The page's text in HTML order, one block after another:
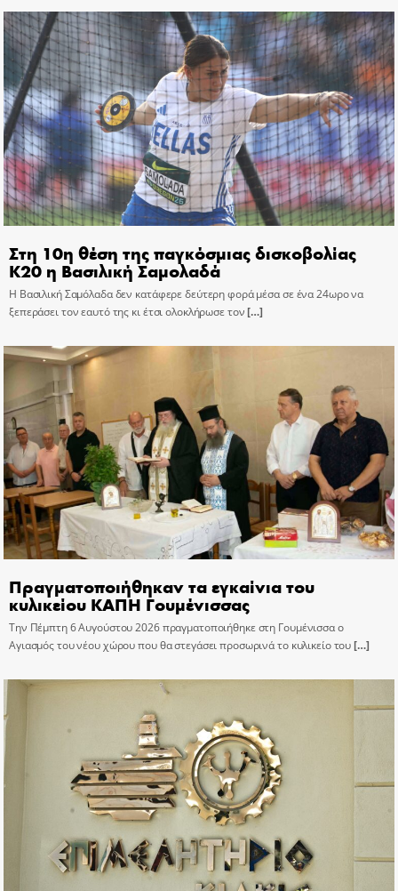
Στη 10η θέση της παγκόσμιας δισκοβολίας
Κ20 η Βασιλική Σαμολαδά
Η Βασιλική Σαμόλαδα δεν κατάφερε δεύτερη φορά μέσα σε ένα 24ωρο να
ξεπεράσει τον εαυτό της κι έτσι ολοκλήρωσε τον[…]
Πραγματοποιήθηκαν τα εγκαίνια του
κυλικείου ΚΑΠΗ Γουμένισσας
Την Πέμπτη 6 Αυγούστου 2026 πραγματοποιήθηκε στη Γουμένισσα ο
Αγιασμός του νέου χώρου που θα στεγάσει προσωρινά το κυλικείο του[…]